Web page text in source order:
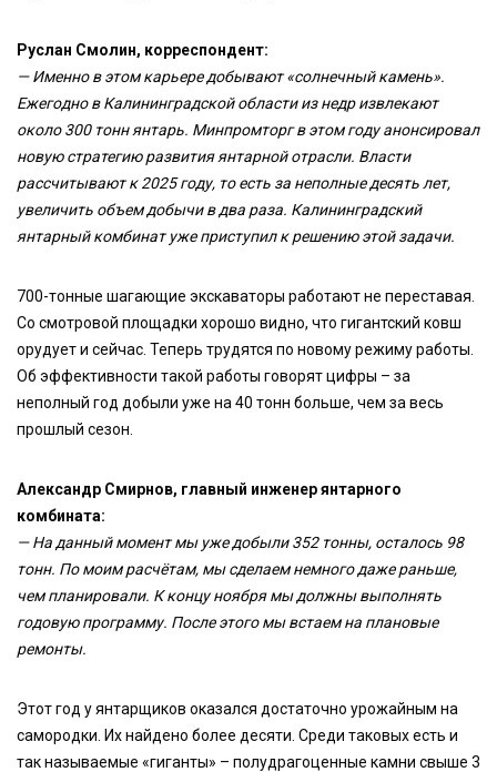
Руслан Смолин, корреспондент:
— Именно в этом карьере добывают «солнечный камень».
Ежегодно в Калининградской области из недр извлекают
около 300 тонн янтарь. Минпромторг в этом году анонсировал
новую стратегию развития янтарной отрасли. Власти
рассчитывают к 2025 году, то есть за неполные десять лет,
увеличить объем добычи в два раза. Калининградский
янтарный комбинат уже приступил к решению этой задачи.
700-тонные шагающие экскаваторы работают не переставая.
Со смотровой площадки хорошо видно, что гигантский ковш
орудует и сейчас. Теперь трудятся по новому режиму работы.
Об эффективности такой работы говорят цифры – за
неполный год добыли уже на 40 тонн больше, чем за весь
прошлый сезон.
Александр Смирнов, главный инженер янтарного
комбината:
— На данный момент мы уже добыли 352 тонны, осталось 98
тонн. По моим расчётам, мы сделаем немного даже раньше,
чем планировали. К концу ноября мы должны выполнять
годовую программу. После этого мы встаем на плановые
ремонты.
Этот год у янтарщиков оказался достаточно урожайным на
самородки. Их найдено более десяти. Среди таковых есть и
так называемые «гиганты» – полудрагоценные камни свыше 3